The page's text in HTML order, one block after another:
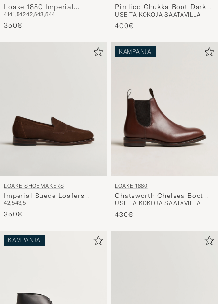
Loake 1880 Imperial
Grained Penny Loafer Black
4141,54242,543,544
350€
Pimlico Chukka Boot Dark
Brown Suede
USEITA KOKOJA SAATAVILLA
400€
LOAKE SHOEMAKERS
Imperial Suede Loafers
Brown
42,543,5
350€
KAMPANJA
LOAKE 1880
Chatsworth Chelsea Boot
Brown Waxy Leather
USEITA KOKOJA SAATAVILLA
430€
KAMPANJA